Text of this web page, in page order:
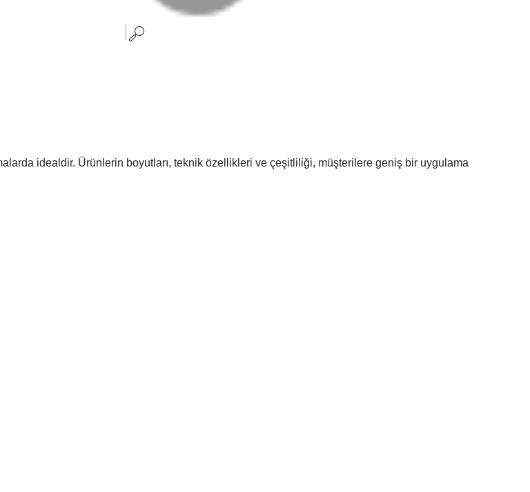
idealdir. Ürünlerin boyutları, teknik özellikleri ve çeşitliliği, müşterilere geniş bir uygulama